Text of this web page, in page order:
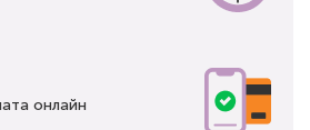
онлайн